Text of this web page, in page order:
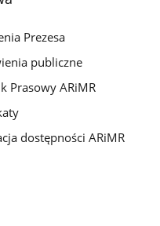
Prezesa
publiczne
Prasowy ARiMR
dostępności ARiMR